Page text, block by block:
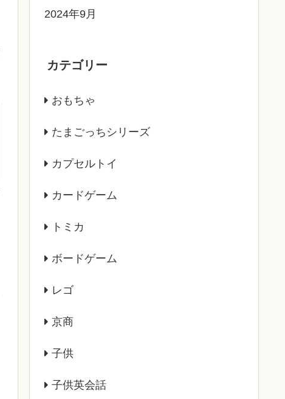
2024年9月
カテゴリー
おもちゃ
たまごっちシリーズ
カプセルトイ
カードゲーム
トミカ
ボードゲーム
レゴ
京商
子供
子供英会話